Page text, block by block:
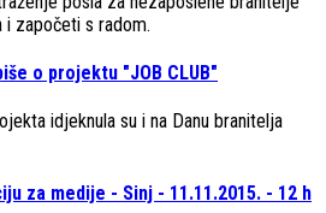
započeti s radom.
o projektu "JOB CLUB"
idjeknula su i na Danu branitelja
za medije - Sinj - 11.11.2015. - 12 h